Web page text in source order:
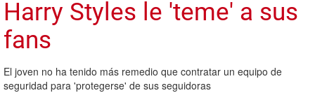
Harry Styles le 'teme' a sus
fans
El joven no ha tenido más remedio que contratar un equipo de
seguridad para 'protegerse' de sus seguidoras